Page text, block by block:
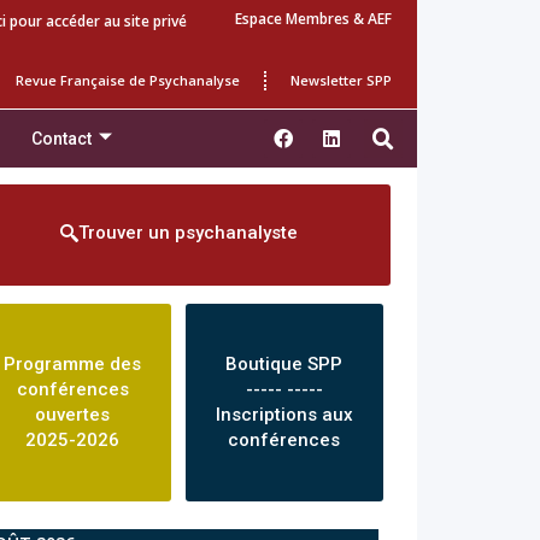
pour accéder au site privé Espace Membres & AEF
Revue Française de Psychanalyse Newsletter SPP
Contact
Trouver un psychanalyste
Programme des
conférences
ouvertes
2025-2026
Boutique SPP
----- -----
Inscriptions aux
conférences